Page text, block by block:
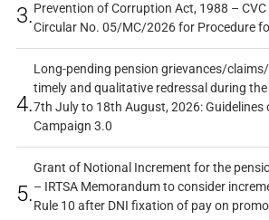
3.Prevention of Corruption Act, 1988 –
Circular No. 05/MC/2026 for Procedure
4.
Long-pending pension grievances/
timely and qualitative redressal during
7th July to 18th August, 2026: Guidelines
Campaign 3.0
5.
Grant of Notional Increment for the
– IRTSA Memorandum to consider
Rule 10 after DNI fixation of pay on